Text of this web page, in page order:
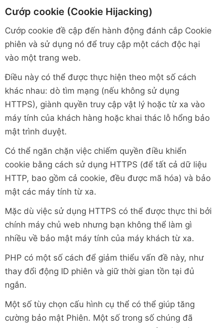
Cướp cookie (Cookie Hijacking)
Cướp cookie đề cập đến hành động đánh cắp Cookie
phiên và sử dụng nó để truy cập một cách độc hại
vào một trang web.
Điều này có thể được thực hiện theo một số cách
khác nhau: dò tìm mạng (nếu không sử dụng
HTTPS), giành quyền truy cập vật lý hoặc từ xa vào
máy tính của khách hàng hoặc khai thác lỗ hổng bảo
mật trình duyệt.
Có thể ngăn chặn việc chiếm quyền điều khiển
cookie bằng cách sử dụng HTTPS (để tất cả dữ liệu
HTTP, bao gồm cả cookie, đều được mã hóa) và bảo
mật các máy tính từ xa.
Mặc dù việc sử dụng HTTPS có thể được thực thi bởi
chính máy chủ web nhưng bạn không thể làm gì
nhiều về bảo mật máy tính của máy khách từ xa.
PHP có một số cách để giảm thiểu vấn đề này, như
thay đổi động ID phiên và giữ thời gian tồn tại đủ
ngắn.
Một số tùy chọn cấu hình cụ thể có thể giúp tăng
cường bảo mật Phiên. Một số trong số chúng đã